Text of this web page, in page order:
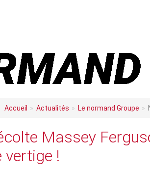
Accueil Actualités Le normand Groupe
Massey
vertige !